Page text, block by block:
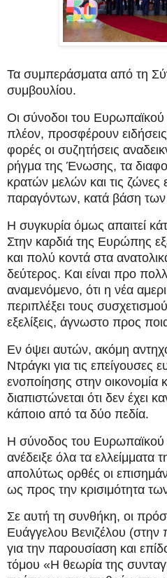
Τα συμπεράσματα από τη
συμβουλίου.
Οι σύνοδοι του
πλέον, προσφέρουν
φορές οι συζητήσεις
ρήγμα της Ένωσης, τα
κρατών μελών και τις ζώνες
παραγόντων, κατά βάση
Η συγκυρία όμως απαιτεί
Στην καρδιά της Ευρώπης
και πολύ κοντά στα
δεύτερος. Και είναι προ
αναμενόμενο, ότι η νέα
περιπλέξει τους
εξελίξεις, άγνωστο προς
Εν όψει αυτών, ακόμη
Ντράγκι για τις επείγουσες
ενοποίησης στην οικονομία
διαπιστώνεται ότι δεν έχει
κάποιο από τα δύο πεδία.
Η σύνοδος του Ευρωπαϊκού
ανέδειξε όλα τα
απολύτως ορθές οι
ως προς την κρισιμότητα
Σε αυτή τη συνθήκη, οι
Ευάγγελου Βενιζέλου
για την παρουσίαση και
τόμου «Η θεωρία της